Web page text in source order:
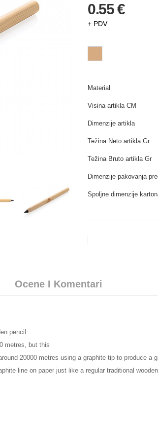
0.55 €
+ PDV
Material
Visina artikla CM
Dimenzije artikla
Težina Neto artikla Gr
Težina Bruto artikla Gr
Dimenzije pakovanja
Spoljne dimenzije
Ocene I Komentari
pencil.
metres, but this
20000 metres using a graphite tip to produce a
line on paper just like a regular traditional